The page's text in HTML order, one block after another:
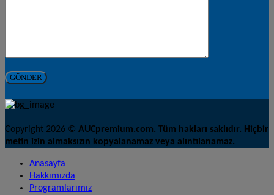
Copyright 2026 © AUCpremium.com. Tüm hakları saklıdır. Hiçbir
metin izin almaksızın kopyalanamaz veya alıntılanamaz.
Anasayfa
Hakkımızda
Programlarımız